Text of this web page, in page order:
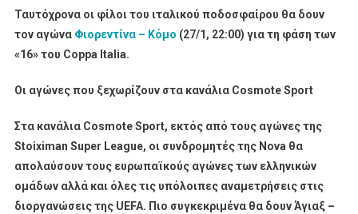
Ταυτόχρονα οι φίλοι του ιταλικού ποδοσφαίρου θα δουν
τον αγώνα Φιορεντίνα – Κόμο (27/1, 22:00) για τη φάση των
«16» του Coppa Italia.
Οι αγώνες που ξεχωρίζουν στα κανάλια CosmoteSport
Στα κανάλια CosmoteSport, εκτός από τους αγώνες της
Stoiximan Super League, οι συνδρομητές της Nova θα
απολαύσουν τους ευρωπαϊκούς αγώνες των ελληνικών
ομάδων αλλά και όλες τις υπόλοιπες αναμετρήσεις στις
διοργανώσεις της UEFA. Πιο συγκεκριμένα θα δουν Άγιαξ –